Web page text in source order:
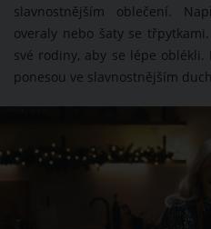
slavnostnějším oblečení.
overaly nebo šaty se
své rodiny, aby se lépe oblékli.
ponesou ve slavnostnějším